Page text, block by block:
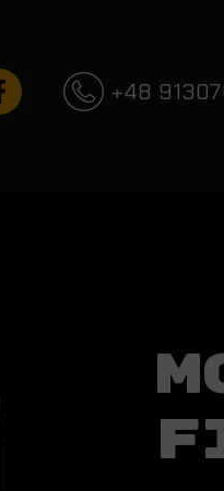
Facebook +48